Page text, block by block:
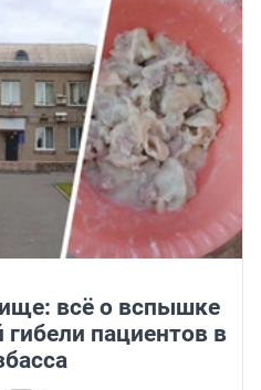
всё о вспышке
гибели пациентов в